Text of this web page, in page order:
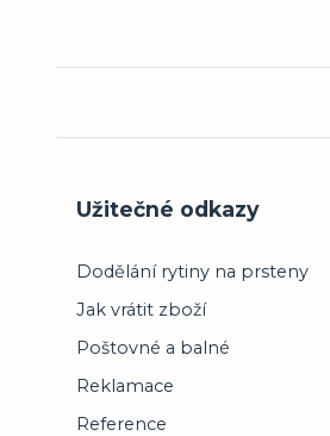
Užitečné odkazy
Dodělání rytiny na prsteny
Jak vrátit zboží
Poštovné a balné
Reklamace
Reference